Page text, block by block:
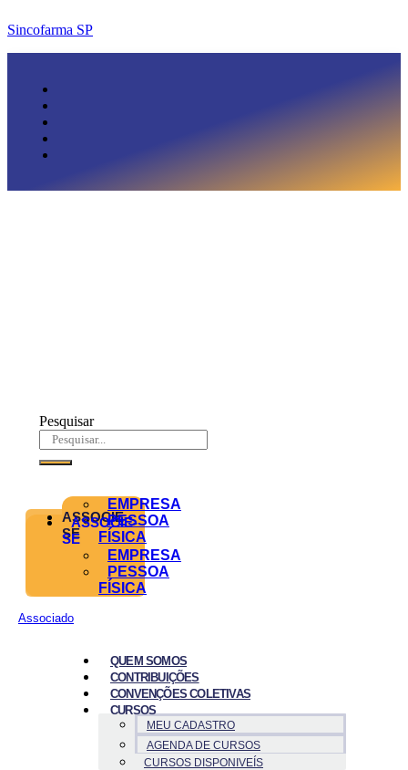
Sincofarma SP
Pesquisar
ASSOCIE-
SE
EMPRESA
PESSOA
FÍSICA
ASSOCIE-
SE
EMPRESA
PESSOA
FÍSICA
Associado
QUEM SOMOS
CONTRIBUIÇÕES
CONVENÇÕES COLETIVAS
CURSOS
MEU CADASTRO
AGENDA DE CURSOS
CURSOS DISPONIVEÍS